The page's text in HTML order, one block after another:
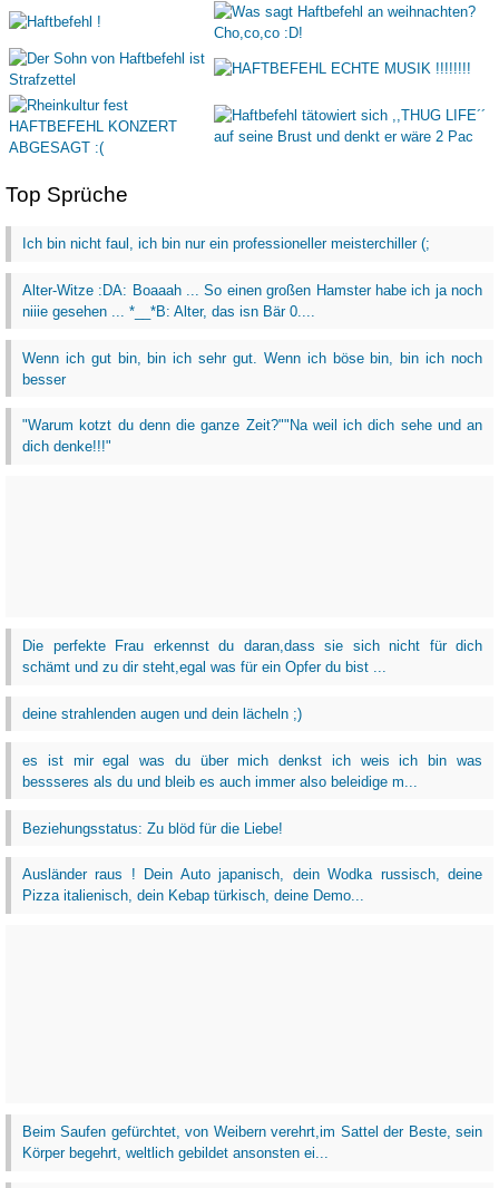
Top Sprüche
Ich bin nicht faul, ich bin nur ein professioneller meisterchiller (;
Alter-Witze :DA: Boaaah ... So einen großen Hamster habe ich ja noch
niiie gesehen ... *__*B: Alter, das isn Bär 0....
Wenn ich gut bin, bin ich sehr gut. Wenn ich böse bin, bin ich noch
besser
"Warum kotzt du denn die ganze Zeit?""Na weil ich dich sehe und an
dich denke!!!"
Die perfekte Frau erkennst du daran,dass sie sich nicht für dich
schämt und zu dir steht,egal was für ein Opfer du bist ...
deine strahlenden augen und dein lächeln ;)
es ist mir egal was du über mich denkst ich weis ich bin was
bessseres als du und bleib es auch immer also beleidige m...
Beziehungsstatus: Zu blöd für die Liebe!
Ausländer raus ! Dein Auto japanisch, dein Wodka russisch, deine
Pizza italienisch, dein Kebap türkisch, deine Demo...
Beim Saufen gefürchtet, von Weibern verehrt,im Sattel der Beste, sein
Körper begehrt, weltlich gebildet ansonsten ei...